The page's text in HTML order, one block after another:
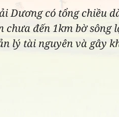
Dương có tổng chiều
chưa đến 1km bờ
lý tài nguyên và gây